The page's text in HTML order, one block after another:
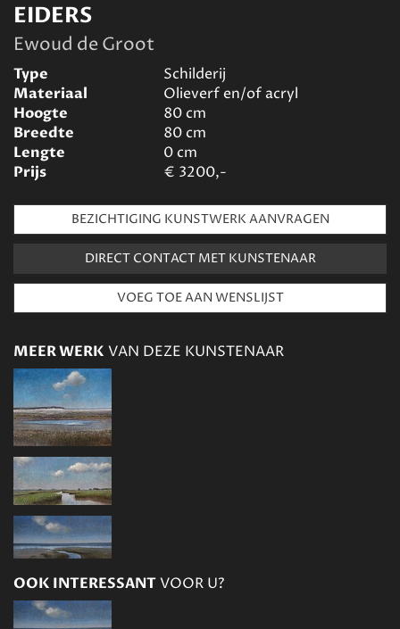
EIDERS
Ewoud de Groot
Type
Schilderij
Materiaal
Olieverf en/of acryl
Hoogte
80cm
Breedte
80cm
Lengte
0cm
Prijs
€ 3200,-
BEZICHTIGING KUNSTWERK AANVRAGEN
DIRECT CONTACT MET KUNSTENAAR
MEER WERK VAN DEZE KUNSTENAAR
OOK INTERESSANTVOOR U?